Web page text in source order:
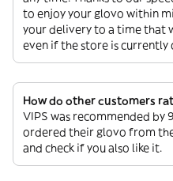
to enjoy your glovo within
your delivery to a time that
even if the store is currently
How do other customers
VIPS was recommended by
ordered their glovo from
and check if you also like it.